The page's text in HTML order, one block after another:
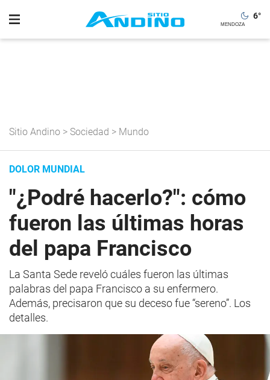
6°
Sitio Andino > Sociedad > Mundo
DOLOR MUNDIAL
"¿Podré hacerlo?": cómo
fueron las últimas horas
del papa Francisco
La Santa Sede reveló cuáles fueron las últimas
palabras del papa Francisco a su enfermero.
Además, precisaron que su deceso fue “sereno”. Los
detalles.